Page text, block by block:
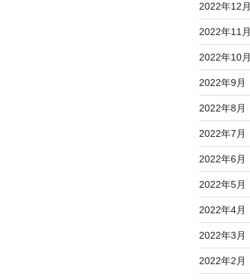
2022年12月
2022年11月
2022年10月
2022年9月
2022年8月
2022年7月
2022年6月
2022年5月
2022年4月
2022年3月
2022年2月